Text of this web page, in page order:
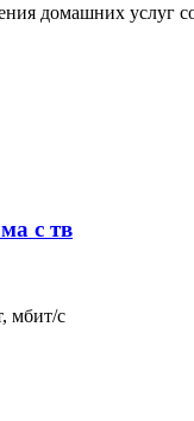
домашних услуг
с тв
мбит/с